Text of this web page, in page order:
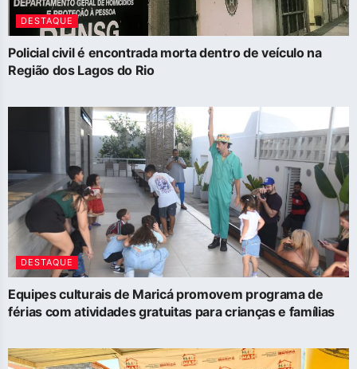
DESTAQUE
Policial civil é encontrada morta dentro de veículo na
Região dos Lagos do Rio
DESTAQUE
Equipes culturais de Maricá promovem programa de
férias com atividades gratuitas para crianças e famílias